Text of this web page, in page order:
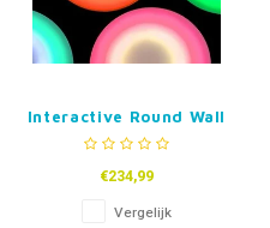
Interactive Round Wall
Floor Tile - 30 of 50cm
€234,99
Vergelijk